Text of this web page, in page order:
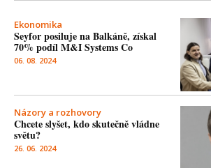
Ekonomika
Seyfor posiluje na Balkáně, získal
70% podíl M&I Systems Co
06. 08. 2024
Názory a rozhovory
Chcete slyšet, kdo skutečně vládne
světu?
26. 06. 2024